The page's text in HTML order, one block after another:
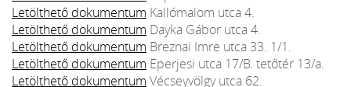
Letölthető dokumentum Kallómalom utca 4.
Letölthető dokumentum Dayka Gábor utca 4.
Letölthető dokumentum Breznai Imre utca 33. 1/1.
Letölthető dokumentum Eperjesi utca 17/B. tetőtér 13/a.
Letölthető dokumentum Vécseyvölgy utca 62.